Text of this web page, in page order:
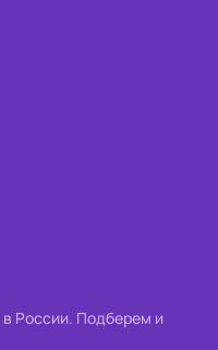
России. Подберем и